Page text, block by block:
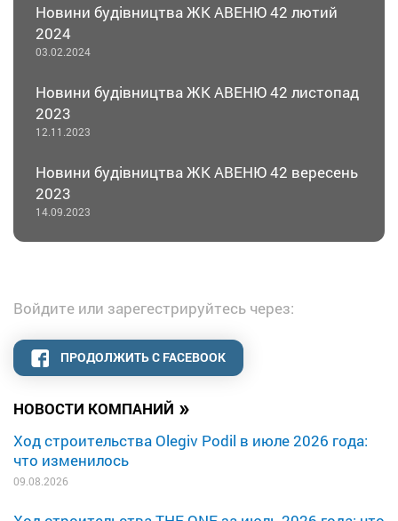
НОВОСТИ КОМПАНИЙ »
Ход строительства Olegiv Podil в июле 2026 года:
что изменилось
09.08.2026
Новини будівництва ЖК АВЕНЮ 42 лютий
2024
03.02.2024
Новини будівництва ЖК АВЕНЮ 42 листопад
2023
12.11.2023
Новини будівництва ЖК АВЕНЮ 42 вересень
2023
14.09.2023
Войдите или зарегестрируйтесь через:
ПРОДОЛЖИТЬ С FACEBOOK